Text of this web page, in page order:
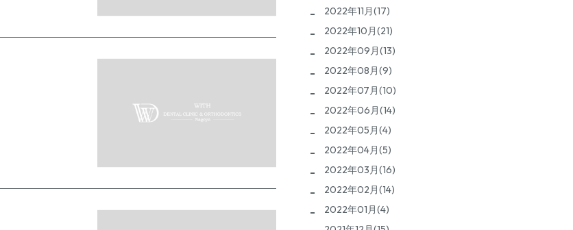
2022年11月(17)
2022年10月(21)
2022年09月(13)
2022年08月(9)
2022年07月(10)
2022年06月(14)
2022年05月(4)
2022年04月(5)
2022年03月(16)
2022年02月(14)
2022年01月(4)